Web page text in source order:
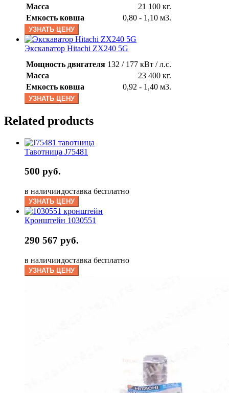
Масса
21 100 кг.
Емкость ковша
0,80 - 1,10 м3.
УЗНАТЬ ЦЕНУ
Экскаватор Hitachi ZX240 5G
Мощность двигателя 132 / 177 кВт / л.с.
Масса
23 400 кг.
Емкость ковша
0,92 - 1,40 м3.
УЗНАТЬ ЦЕНУ
Related products
Тавотница J75481
500 руб.
в наличиидоставка бесплатно
УЗНАТЬ ЦЕНУ
Кронштейн 1030551
290 567 руб.
в наличиидоставка бесплатно
УЗНАТЬ ЦЕНУ